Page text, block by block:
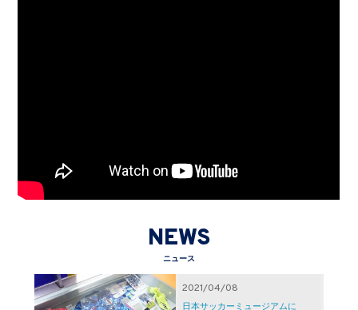
NEWS
ニュース
2021/04/08
日本サッカーミュージアムに